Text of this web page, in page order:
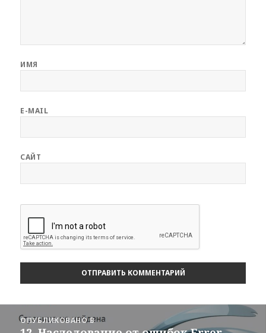
ИМЯ
E-MAIL
САЙТ
Навигация
ОПУБЛИКОВАНО В